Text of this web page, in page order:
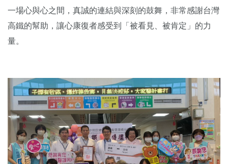
一場心與心之間，真誠的連結與深刻的鼓舞， 非常感謝台灣
高鐵的幫助，讓心康復者感受到「被看見、被肯定」 的力
量。